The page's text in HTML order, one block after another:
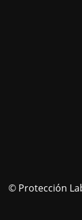
© Protección